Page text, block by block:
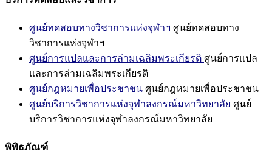
ศูนย์ทดสอบทางวิชาการแห่งจุฬาฯ ศูนย์ทดสอบทาง
วิชาการแห่งจุฬาฯ
ศูนย์การแปลและการล่ามเฉลิมพระเกียรติ ศูนย์การแปล
และการล่ามเฉลิมพระเกียรติ
ศูนย์กฎหมายเพื่อประชาชน ศูนย์กฎหมายเพื่อประชาชน
ศูนย์บริการวิชาการแห่งจุฬาลงกรณ์มหาวิทยาลัย ศูนย์
บริการวิชาการแห่งจุฬาลงกรณ์มหาวิทยาลัย
พิพิธภัณฑ์